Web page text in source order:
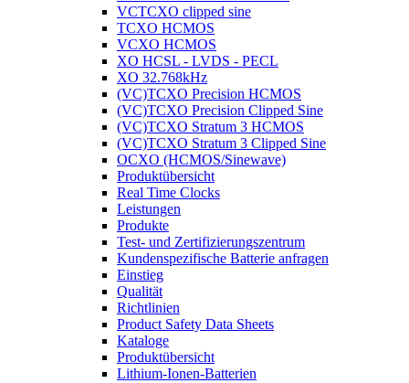
VCTCXO clipped sine
TCXO HCMOS
VCXO HCMOS
XO HCSL - LVDS - PECL
XO 32.768kHz
(VC)TCXO Precision HCMOS
(VC)TCXO Precision Clipped Sine
(VC)TCXO Stratum 3 HCMOS
(VC)TCXO Stratum 3 Clipped Sine
OCXO (HCMOS/Sinewave)
Produktübersicht
Real Time Clocks
Leistungen
Produkte
Test- und Zertifizierungszentrum
Kundenspezifische Batterie anfragen
Einstieg
Qualität
Richtlinien
Product Safety Data Sheets
Kataloge
Produktübersicht
Lithium-Ionen-Batterien